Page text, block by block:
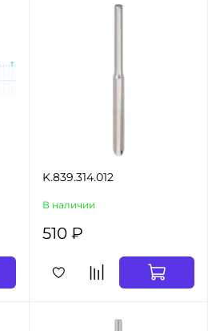
K.839.314.012
В наличии
510 ₽